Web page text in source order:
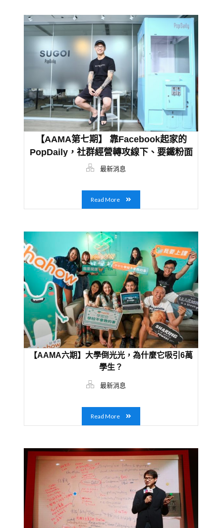
【AAMA第七期】 靠Facebook起家的
PopDaily，社群經營轉攻線下、要鐵粉面
對面
最新消息
Read More
【AAMA六期】大學倒光光，為什麼它吸引6萬
學生？
最新消息
Read More